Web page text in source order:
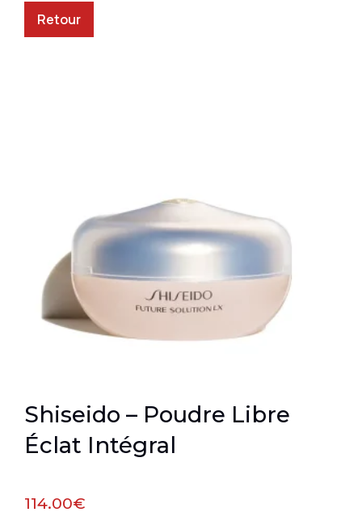
Retour
Shiseido – Poudre Libre
Éclat Intégral
114.00€